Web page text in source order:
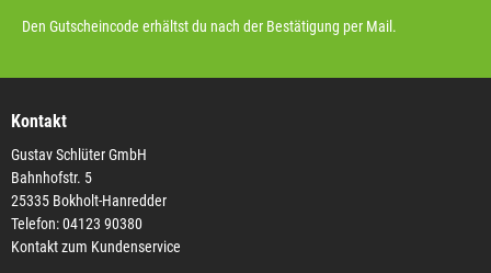
Den Gutscheincode erhältst du nach der Bestätigung per Mail.
Kontakt
Gustav Schlüter GmbH
Bahnhofstr. 5
25335 Bokholt-Hanredder
Telefon: 04123 90380
Kontakt zum Kundenservice